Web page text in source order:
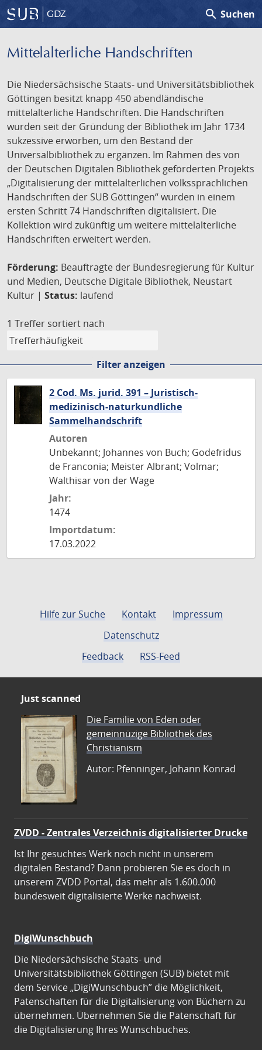
GDZ search Suchen
Mittelalterliche Handschriften
Die Niedersächsische Staats- und Universitätsbibliothek
Göttingen besitzt knapp 450 abendländische
mittelalterliche Handschriften. Die Handschriften
wurden seit der Gründung der Bibliothek im Jahr 1734
sukzessive erworben, um den Bestand der
Universalbibliothek zu ergänzen. Im Rahmen des von
der Deutschen Digitalen Bibliothek geförderten Projekts
„Digitalisierung der mittelalterlichen volkssprachlichen
Handschriften der SUB Göttingen“ wurden in einem
ersten Schritt 74 Handschriften digitalisiert. Die
Kollektion wird zukünftig um weitere mittelalterliche
Handschriften erweitert werden.
Förderung: Beauftragte der Bundesregierung für Kultur
und Medien, Deutsche Digitale Bibliothek, Neustart
Kultur | Status: laufend
1 Treffer sortiert nach
Filter anzeigen
2 Cod. Ms. jurid. 391 – Juristisch-
medizinisch-naturkundliche
Sammelhandschrift
Autoren
Unbekannt; Johannes von Buch; Godefridus
de Franconia; Meister Albrant; Volmar;
Walthisar von der Wage
Jahr:
1474
Importdatum:
17.03.2022
Hilfe zur Suche Kontakt
Impressum
Datenschutz
Feedback
RSS-Feed
Just scanned
Die Familie von Eden oder
gemeinnüzige Bibliothek des
Christianism
Autor: Pfenninger, Johann Konrad
ZVDD - Zentrales Verzeichnis digitalisierter Drucke
Ist Ihr gesuchtes Werk noch nicht in unserem
digitalen Bestand? Dann probieren Sie es doch in
unserem ZVDD Portal, das mehr als 1.600.000
bundesweit digitalisierte Werke nachweist.
DigiWunschbuch
Die Niedersächsische Staats- und
Universitätsbibliothek Göttingen (SUB) bietet mit
dem Service „DigiWunschbuch” die Möglichkeit,
Patenschaften für die Digitalisierung von Büchern zu
übernehmen. Übernehmen Sie die Patenschaft für
die Digitalisierung Ihres Wunschbuches.